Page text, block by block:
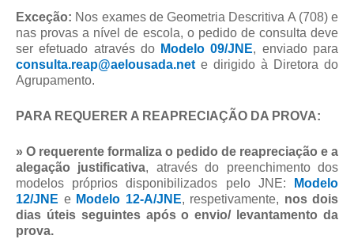
Exceção: Nos exames de Geometria Descritiva A (708) e
nas provas a nível de escola, o pedido de consulta deve
ser efetuado através do Modelo 09/JNE, enviado para
consulta.reap@aelousada.net e dirigido à Diretora do
Agrupamento.
PARA REQUERER A REAPRECIAÇÃO DA PROVA:
» O requerente formaliza o pedido de reapreciação e a
alegação justificativa, através do preenchimento dos
modelos próprios disponibilizados pelo JNE:
Modelo
12/JNE e Modelo 12-A/JNE, respetivamente, nos dois
dias úteis seguintes após o envio/ levantamento da
prova.